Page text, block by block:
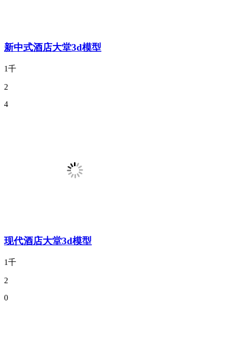
新中式酒店大堂3d模型
1千
2
4
现代酒店大堂3d模型
1千
2
0